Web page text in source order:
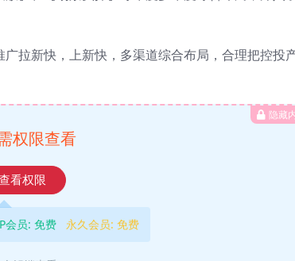
拉新快，上新快，多渠道综合布局，合理把控投
隐藏
权限查看
看权限
会员: 免费 永久会员: 免费